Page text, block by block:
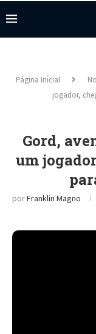
Página Inicial
jogador,
Gord,
um
porFranklin Magno